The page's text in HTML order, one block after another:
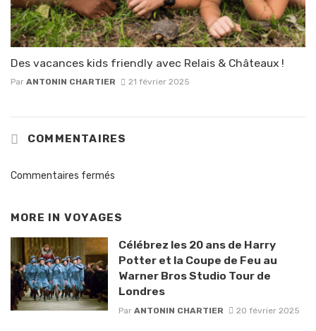
Des vacances kids friendly avec Relais & Châteaux !
Par ANTONIN CHARTIER 21 février 2025
COMMENTAIRES
Commentaires fermés
MORE IN VOYAGES
Célébrez les 20 ans de Harry
Potter et la Coupe de Feu au
Warner Bros Studio Tour de
Londres
Par ANTONIN CHARTIER 20 février 2025